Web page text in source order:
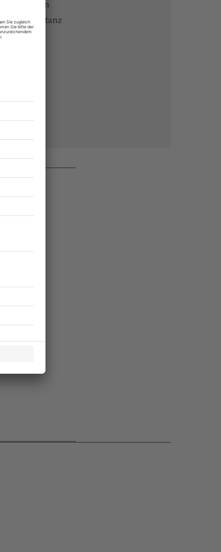
von tanz
Abos